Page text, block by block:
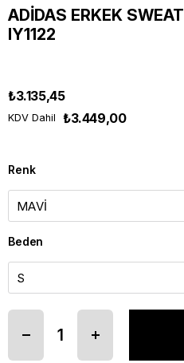
ADİDAS ERKEK
IY1122
₺3.135,45
KDV Dahil ₺3.449,00
Renk
Beden